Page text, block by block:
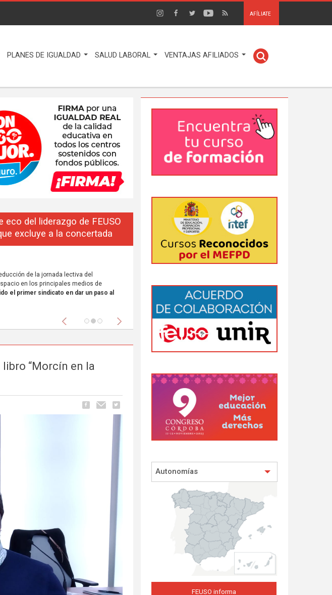
AFÍLIATE
PLANES DE IGUALDAD SALUD LABORAL VENTAJAS AFILIADOS
eco del liderazgo de FEUSO
excluye a la concertada
de la jornada lectiva del
en los principales medios de
el primer sindicato en dar un paso al
Anterior Siguiente
libro “Morcín en la
Autonomías
FEUSO informa